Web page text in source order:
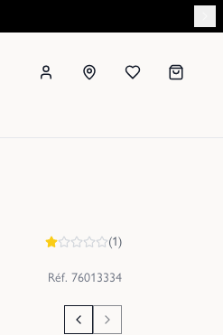
(1)
Réf. 76013334